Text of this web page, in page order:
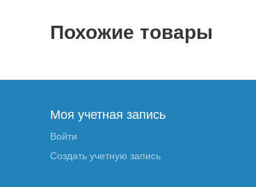
Похожие товары
Моя учетная запись
Войти
Создать учетную запись